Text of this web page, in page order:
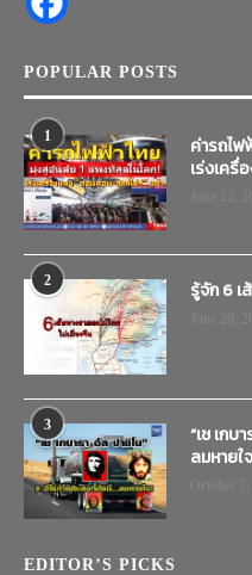
POPULAR POSTS
1
ค่ารถไฟ
เร่งเครื่
2 รู้จัก 6 เ
3
“เช เก
ลมหายใ
EDITOR’S PICKS